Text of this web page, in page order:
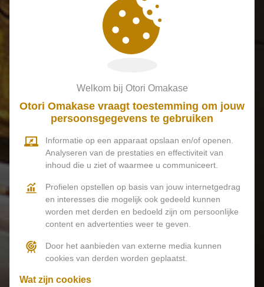
Welkom bij Otori Omakase
Otori Omakase vraagt toestemming om jouw
persoonsgegevens te gebruiken
Informatie op een apparaat opslaan en/of openen.
Analyseren van de prestaties en effectiviteit van
inhoud die u ziet of waarmee u communiceert.
Profielen opstellen op basis van jouw internetgedrag
en interesses die mogelijk ook gedeeld kunnen
worden met derden en bedoeld zijn om persoonlijke
content en advertenties weer te geven.
Door het aanbieden van externe media kunnen
cookies van derden worden geplaatst.
Wat zijn cookies